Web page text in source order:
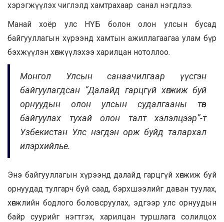
хэрэгжүүлэх чиглэлд хамтрахаар санал нэгдлээ.
Манай хоёр улс НҮБ болон олон улсын бусад
байгууллагын хүрээнд хамтын ажиллагаагаа улам бүр
бэхжүүлэн хөгжүүлэхээ харилцан нотоллоо.
Монгол Улсын санаачилгаар үүсгэн
байгуулагдсан “Далайд гарцгүй хөгжиж буй
орнуудын олон улсын судалгааны төв
байгуулах тухай олон талт хэлэлцээр”-т
Узбекистан Улс нэгдэн орж буйд талархал
илэрхийлье.
Энэ байгууллагын хүрээнд далайд гарцгүй хөгжиж буй
орнуудад тулгарч буй саад, бэрхшээлийг даван туулах,
хөгжлийн бодлого боловсруулах, эдгээр улс орнуудын
байр суурийг нэгтгэх, харилцан туршлага солилцох